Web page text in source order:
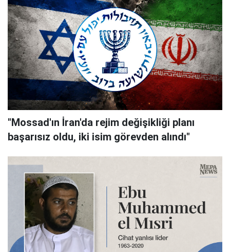
"Mossad'ın İran'da rejim değişikliği planı
başarısız oldu, iki isim görevden alındı"